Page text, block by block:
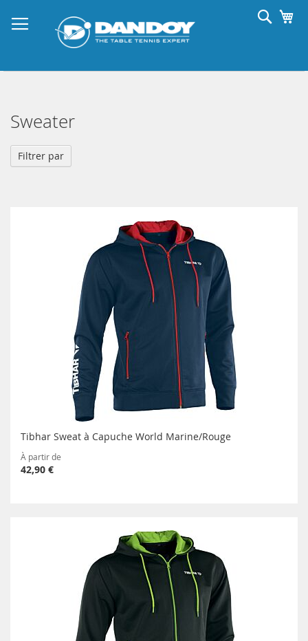
au
contenu
Sweater
Tibhar Sweat à Capuche World Marine/Rouge
À partir de
42,90 €
Filtrer par